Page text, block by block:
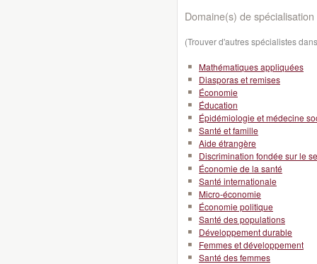
Domaine(s) de spécialisation
(Trouver d'autres spécialistes
Mathématiques appliquées
Diasporas et remises
Économie
Éducation
Épidémiologie et médecine
Santé et famille
Aide étrangère
Discrimination fondée sur le
Économie de la santé
Santé internationale
Micro-économie
Économie politique
Santé des populations
Développement durable
Femmes et développement
Santé des femmes